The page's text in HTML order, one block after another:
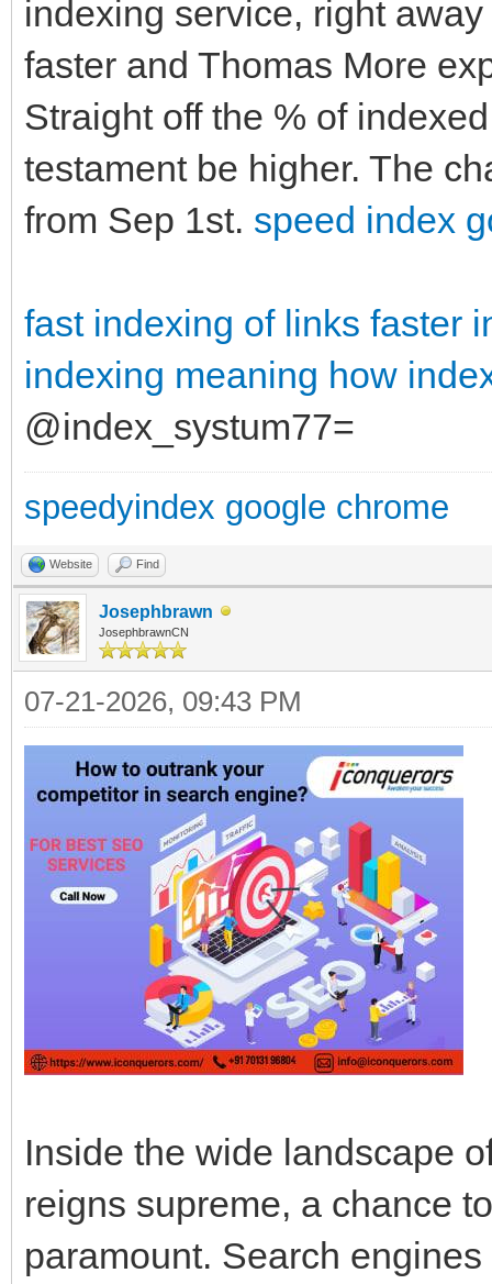
indexing service, right
faster and Thomas More
Straight off the % of
testament be higher. The
from Sep 1st. speed index
fast indexing of links faster
indexing meaning how
@index_systum77=
speedyindex google chrome
Website Find
Josephbrawn
JosephbrawnCN
07-21-2026, 09:43 PM
Inside the wide landscape
reigns supreme, a chance
paramount. Search